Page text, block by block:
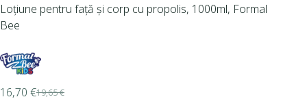
Loțiune pentru față și corp cu propolis, 1000ml, Formal
Bee
19,65€
16,70 €